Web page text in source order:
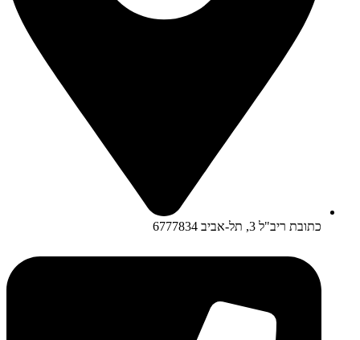
כתובת ריב"ל 3, תל-אביב 6777834